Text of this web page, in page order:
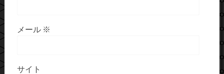
メール ※
サイト